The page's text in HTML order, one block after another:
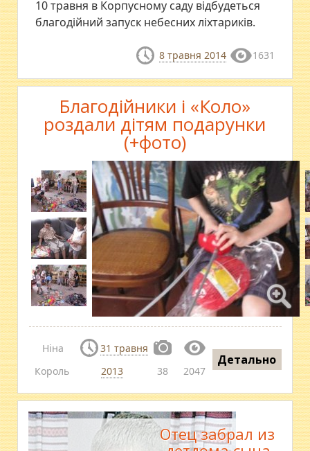
10 травня в Корпусному саду відбудеться
благодійний запуск небесних ліхтариків.
8 травня 2014 1631
Благодійники і «Коло»
роздали дітям подарунки
(+фото)
Ніна
Король
31 травня
2013
38 2047
Детально
Отец забрал из